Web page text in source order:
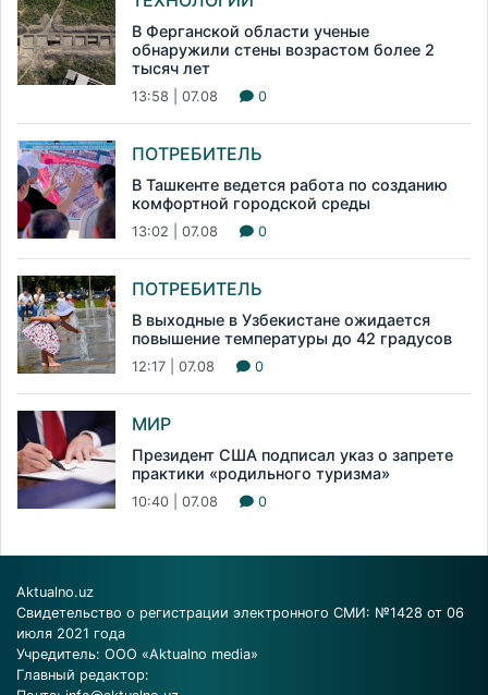
В Ферганской области ученые
обнаружили стены возрастом более 2
тысяч лет
13:58 | 07.08 0
ПОТРЕБИТЕЛЬ
В Ташкенте ведется работа по созданию
комфортной городской среды
13:02 | 07.08 0
ПОТРЕБИТЕЛЬ
В выходные в Узбекистане ожидается
повышение температуры до 42 градусов
12:17 | 07.08 0
МИР
Президент США подписал указ о запрете
практики «родильного туризма»
10:40 | 07.08 0
Aktualno.uz
Свидетельство о регистрации электронного СМИ: №1428 от 06
июля 2021 года
Учредитель: ООО «Aktualno media»
Главный редактор: